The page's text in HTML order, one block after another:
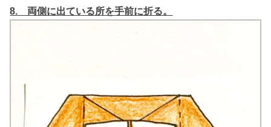
8. 両側に出ている所を手前に折る。